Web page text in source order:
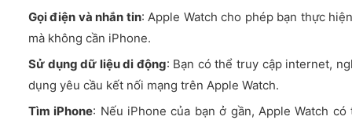
Gọi điện và nhắn tin: Apple Watch cho phép bạn thực
mà không cần iPhone.
Sử dụng dữ liệu di động: Bạn có thể truy cập internet,
dụng yêu cầu kết nối mạng trên Apple Watch.
Tìm iPhone: Nếu iPhone của bạn ở gần, Apple Watch